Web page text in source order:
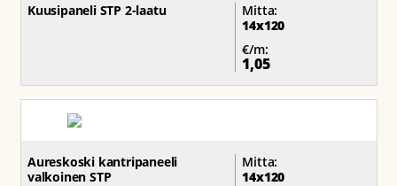
Kuusipaneli STP 2-laatu
Mitta:
14x120
€/m:
1,05
Aureskoski kantripaneeli
valkoinen STP
Mitta:
14x120